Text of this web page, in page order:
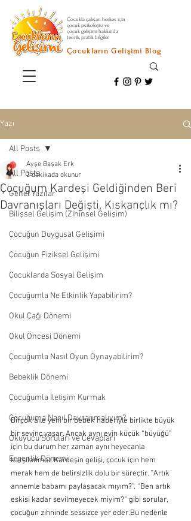
Çocukla çalışan herkes için
çocuk psikolojisi ve
çocuk gelişimi hakkında
teorik, pratik bilgiler
Çocukların Gelişimi Blog
Yazı
All Posts
Genel Yazılar
Bilişsel Gelişim (Zihinsel Gelişim)
Çocuğun Duygusal Gelişimi
Çocuğun Fiziksel Gelişimi
Çocuklarda Sosyal Gelişim
Çocuğumla Ne Etkinlik Yapabilirim?
Okul Çağı Dönemi
Okul Öncesi Dönemi
Çocuğumla Nasıl Oyun Oynayabilirim?
Bebeklik Dönemi
Çocuğumla İletişim Kurmak
Çocuğuma Nasıl Davranmalıyım?
Okuyucu Soruları ve Cevapları
Ergenlik Dönemi
All Posts
Çocuğum Kardeşi Geldiğinden Beri
Davranışları Değişti, Kıskançlık mı?
Ayşe Başak Erk
2 dakikada okunur
Birçok aile yeni bir bebek haberiyle birlikte büyük
bir sevinç yaşar. Ancak aynı evin küçük “büyüğü”
için bu durum her zaman aynı heyecanla
karşılanmaz.Kardeşin gelişi, çocuk için hem
merak hem de belirsizlik dolu bir süreçtir. “Artık
annemle babamı paylaşacak mıyım?”, “Ben artık
eskisi kadar sevilmeyecek miyim?” gibi sorular,
çocuğun zihninde sessizce yer eder.Bu nedenle